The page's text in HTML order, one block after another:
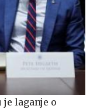
laganje o